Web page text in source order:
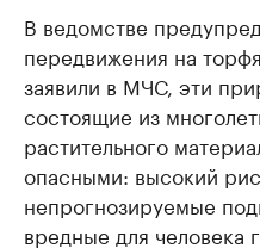
В ведомстве
передвижения на
заявили в МЧС, эти
состоящие из
растительного
опасными: высокий
непрогнозируемые
вредные для человека